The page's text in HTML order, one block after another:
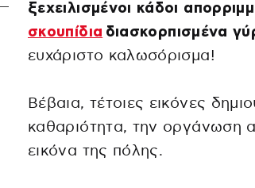
ξεχειλισμένοι κάδοι
σκουπίδια διασκορπισμένα
ευχάριστο καλωσόρισμα!
Βέβαια, τέτοιες εικόνες
καθαριότητα, την οργάνωση
εικόνα της πόλης.